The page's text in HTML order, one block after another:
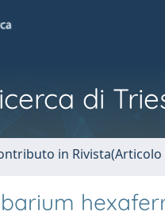
di
in Rivista(Articolo